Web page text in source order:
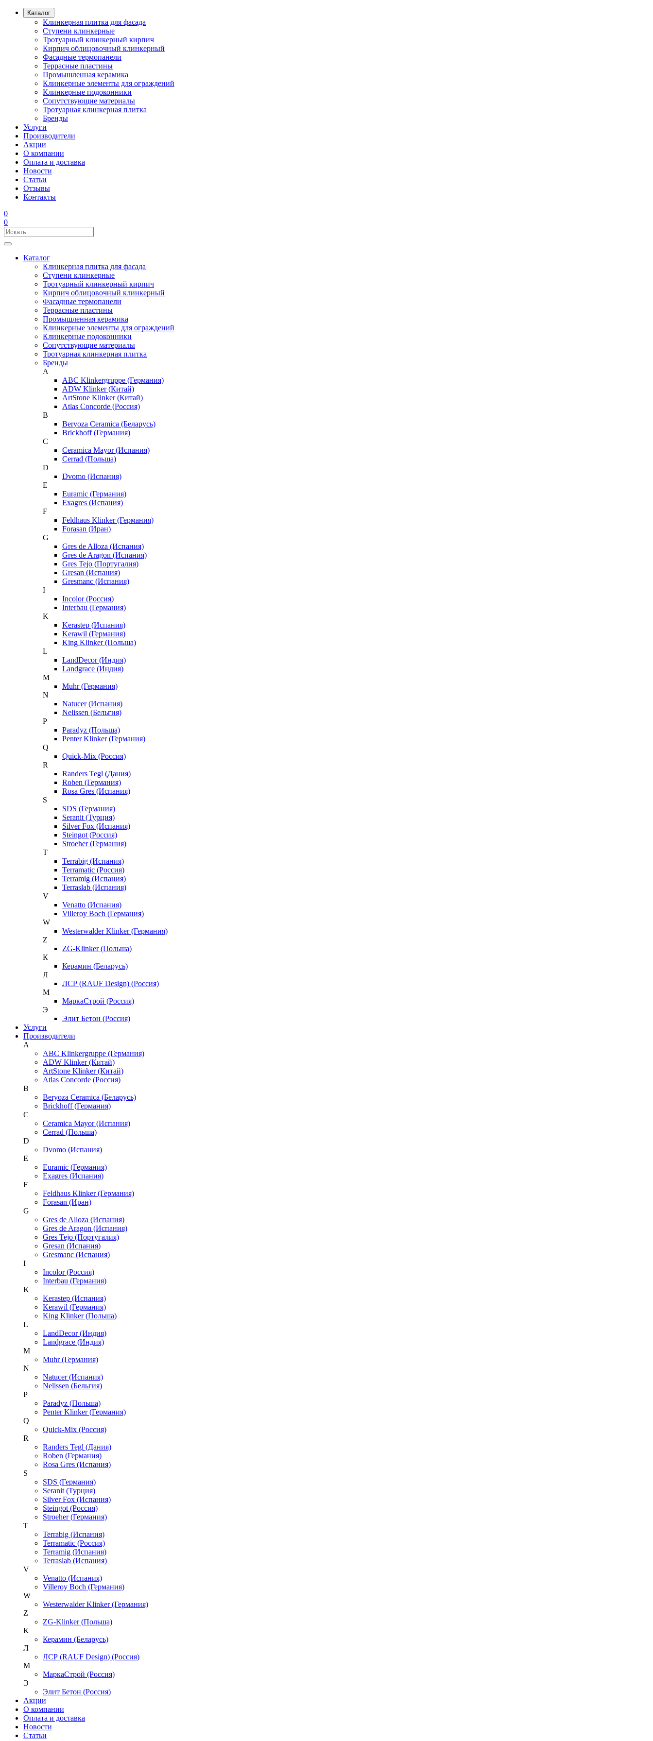
Каталог
Клинкерная плитка для фасада
Ступени клинкерные
Тротуарный клинкерный кирпич
Кирпич облицовочный клинкерный
Фасадные термопанели
Террасные пластины
Промышленная керамика
Клинкерные элементы для ограждений
Клинкерные подоконники
Сопутствующие материалы
Тротуарная клинкерная плитка
Бренды
Услуги
Производители
Акции
О компании
Оплата и доставка
Новости
Статьи
Отзывы
Контакты
0
0
Каталог
Клинкерная плитка для фасада
Ступени клинкерные
Тротуарный клинкерный кирпич
Кирпич облицовочный клинкерный
Фасадные термопанели
Террасные пластины
Промышленная керамика
Клинкерные элементы для ограждений
Клинкерные подоконники
Сопутствующие материалы
Тротуарная клинкерная плитка
Бренды
A
ABC Klinkergruppe (Германия)
ADW Klinker (Китай)
ArtStone Klinker (Китай)
Atlas Concorde (Россия)
B
Beryoza Ceramica (Беларусь)
Brickhoff (Германия)
C
Ceramica Mayor (Испания)
Cerrad (Польша)
D
Dvomo (Испания)
E
Euramic (Германия)
Exagres (Испания)
F
Feldhaus Klinker (Германия)
Forasan (Иран)
G
Gres de Alloza (Испания)
Gres de Aragon (Испания)
Gres Tejo (Португалия)
Gresan (Испания)
Gresmanc (Испания)
I
Incolor (Россия)
Interbau (Германия)
K
Kerastep (Испания)
Kerawil (Германия)
King Klinker (Польша)
L
LandDecor (Индия)
Landgrace (Индия)
M
Muhr (Германия)
N
Natucer (Испания)
Nelissen (Бельгия)
P
Paradyz (Польша)
Penter Klinker (Германия)
Q
Quick-Mix (Россия)
R
Randers Tegl (Дания)
Roben (Германия)
Rosa Gres (Испания)
S
SDS (Германия)
Seranit (Турция)
Silver Fox (Испания)
Steingot (Россия)
Stroeher (Германия)
T
Terrabig (Испания)
Terramatic (Россия)
Terramig (Испания)
Terraslab (Испания)
V
Venatto (Испания)
Villeroy Boch (Германия)
W
Westerwalder Klinker (Германия)
Z
ZG-Klinker (Польша)
К
Керамин (Беларусь)
Л
ЛСР (RAUF Design) (Россия)
М
МаркаСтрой (Россия)
Э
Элит Бетон (Россия)
Услуги
Производители
A
ABC Klinkergruppe (Германия)
ADW Klinker (Китай)
ArtStone Klinker (Китай)
Atlas Concorde (Россия)
B
Beryoza Ceramica (Беларусь)
Brickhoff (Германия)
C
Ceramica Mayor (Испания)
Cerrad (Польша)
D
Dvomo (Испания)
E
Euramic (Германия)
Exagres (Испания)
F
Feldhaus Klinker (Германия)
Forasan (Иран)
G
Gres de Alloza (Испания)
Gres de Aragon (Испания)
Gres Tejo (Португалия)
Gresan (Испания)
Gresmanc (Испания)
I
Incolor (Россия)
Interbau (Германия)
K
Kerastep (Испания)
Kerawil (Германия)
King Klinker (Польша)
L
LandDecor (Индия)
Landgrace (Индия)
M
Muhr (Германия)
N
Natucer (Испания)
Nelissen (Бельгия)
P
Paradyz (Польша)
Penter Klinker (Германия)
Q
Quick-Mix (Россия)
R
Randers Tegl (Дания)
Roben (Германия)
Rosa Gres (Испания)
S
SDS (Германия)
Seranit (Турция)
Silver Fox (Испания)
Steingot (Россия)
Stroeher (Германия)
T
Terrabig (Испания)
Terramatic (Россия)
Terramig (Испания)
Terraslab (Испания)
V
Venatto (Испания)
Villeroy Boch (Германия)
W
Westerwalder Klinker (Германия)
Z
ZG-Klinker (Польша)
К
Керамин (Беларусь)
Л
ЛСР (RAUF Design) (Россия)
М
МаркаСтрой (Россия)
Э
Элит Бетон (Россия)
Акции
О компании
Оплата и доставка
Новости
Статьи